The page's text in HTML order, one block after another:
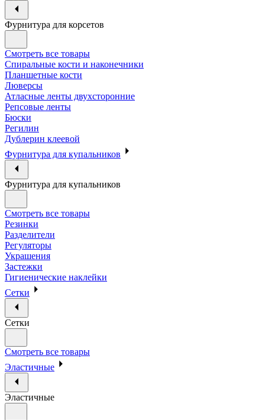
Фурнитура для корсетов
Смотреть все товары
Спиральные кости и наконечники
Планшетные кости
Люверсы
Атласные ленты двухсторонние
Репсовые ленты
Бюски
Регилин
Дублерин клеевой
Фурнитура для купальников
Фурнитура для купальников
Смотреть все товары
Резинки
Разделители
Регуляторы
Украшения
Застежки
Гигиенические наклейки
Сетки
Сетки
Смотреть все товары
Эластичные
Эластичные